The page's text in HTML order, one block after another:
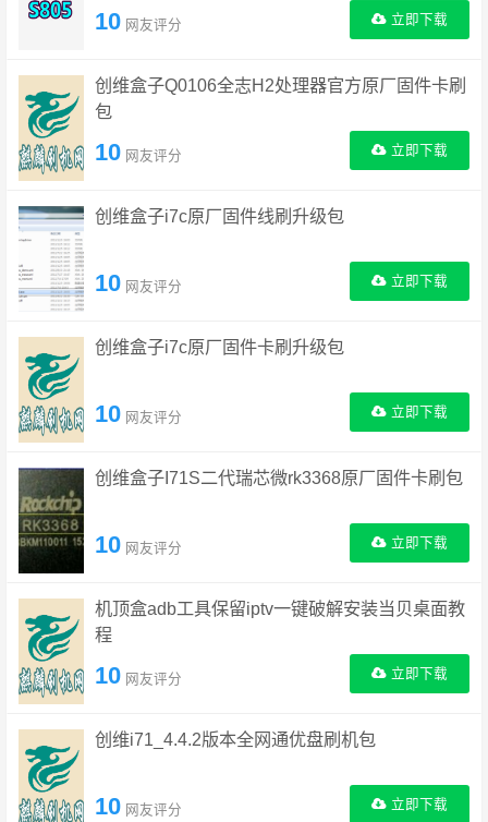
10 网友评分 立即下载
创维盒子Q0106全志H2处理器官方原厂固件卡刷
包
10 网友评分 立即下载
创维盒子i7c原厂固件线刷升级包
10 网友评分 立即下载
创维盒子i7c原厂固件卡刷升级包
10 网友评分 立即下载
创维盒子I71S二代瑞芯微rk3368原厂固件卡刷包
10 网友评分 立即下载
机顶盒adb工具保留iptv一键破解安装当贝桌面教
程
10 网友评分 立即下载
创维i71_4.4.2版本全网通优盘刷机包
10 网友评分 立即下载